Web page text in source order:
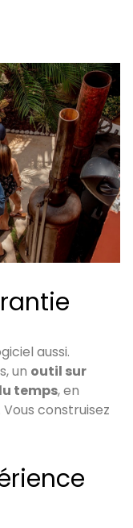
aussi.
un outil sur
temps, en
construisez